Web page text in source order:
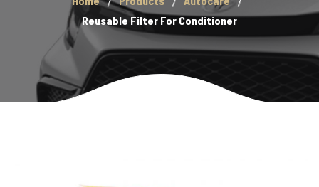
Reusable Filter For Conditioner